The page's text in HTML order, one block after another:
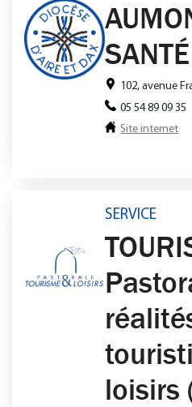
SANTÉ
102, avenue
05 54 89 09 35
Site internet
SERVICE
loisirs